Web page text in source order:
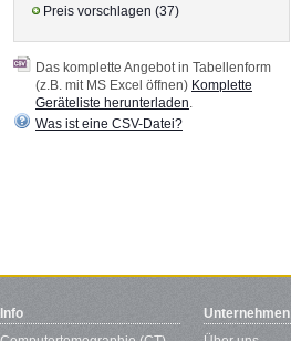
Preis vorschlagen (37)
Das komplette Angebot in Tabellenform
(z.B. mit MS Excel öffnen) Komplette
Geräteliste herunterladen.
Was ist eine CSV-Datei?
Info
Unternehmen